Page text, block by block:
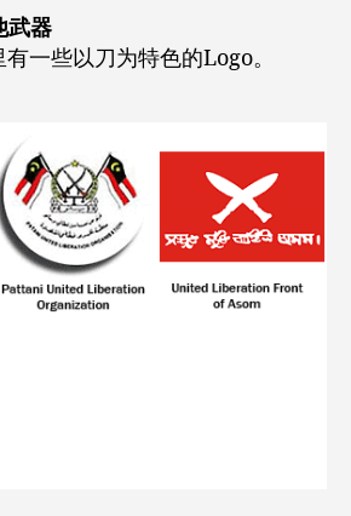
武器
一些以刀为特色的Logo。